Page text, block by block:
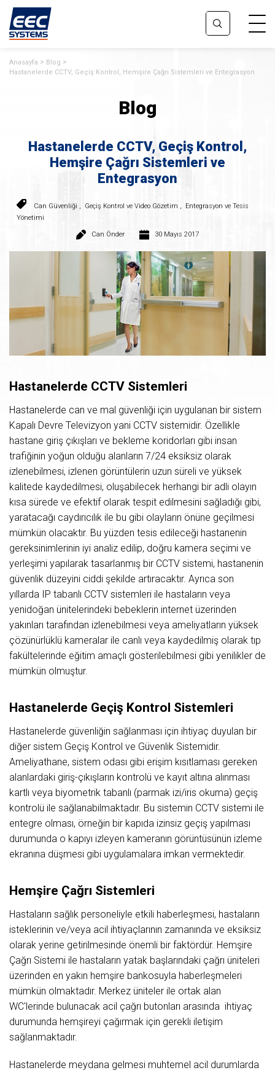
Anasayfa
Blog
Hastanelerde CCTV, Geçiş Kontrol, Hemşire Çağrı Sistemleri ve Entegrasyon
Blog
Hastanelerde CCTV, Geçiş Kontrol,
Hemşire Çağrı Sistemleri ve
Entegrasyon
Can Güvenliği , Geçiş Kontrol ve Video Gözetim ,
Entegrasyon ve Tesis
Yönetimi
Can Önder 30 Mayıs 2017
Hastanelerde CCTV Sistemleri
Hastanelerde can ve mal güvenliği için uygulanan bir sistem
Kapalı Devre Televizyon yani CCTV sistemidir. Özellikle
hastane giriş çıkışları ve bekleme koridorları gibi insan
trafiğinin yoğun olduğu alanların 7/24 eksiksiz olarak
izlenebilmesi, izlenen görüntülerin uzun süreli ve yüksek
kalitede kaydedilmesi, oluşabilecek herhangi bir adli olayın
kısa sürede ve efektif olarak tespit edilmesini sağladığı gibi,
yaratacağı caydırıcılık ile bu gibi olayların önüne geçilmesi
mümkün olacaktır. Bu yüzden tesis edileceği hastanenin
gereksinimlerinin iyi analiz edilip, doğru kamera seçimi ve
yerleşimi yapılarak tasarlanmış bir CCTV sistemi, hastanenin
güvenlik düzeyini ciddi şekilde artıracaktır. Ayrıca son
yıllarda IP tabanlı CCTV sistemleri ile hastaların veya
yenidoğan ünitelerindeki bebeklerin internet üzerinden
yakınları tarafından izlenebilmesi veya ameliyatların yüksek
çözünürlüklü kameralar ile canlı veya kaydedilmiş olarak tıp
fakültelerinde eğitim amaçlı gösterilebilmesi gibi yenilikler de
mümkün olmuştur.
Hastanelerde Geçiş Kontrol Sistemleri
Hastanelerde güvenliğin sağlanması için ihtiyaç duyulan bir
diğer sistem Geçiş Kontrol ve Güvenlik Sistemidir.
Ameliyathane, sistem odası gibi erişim kısıtlaması gereken
alanlardaki giriş-çıkışların kontrolü ve kayıt altına alınması
kartlı veya biyometrik tabanlı (parmak izi/iris okuma) geçiş
kontrolü ile sağlanabilmaktadır. Bu sistemin CCTV sistemi ile
entegre olması, örneğin bir kapıda izinsiz geçiş yapılması
durumunda o kapıyı izleyen kameranın görüntüsünün izleme
ekranına düşmesi gibi uygulamalara imkan vermektedir.
Hemşire Çağrı Sistemleri
Hastaların sağlık personeliyle etkili haberleşmesi, hastaların
isteklerinin ve/veya acil ihtiyaçlarının zamanında ve eksiksiz
olarak yerine getirilmesinde önemli bir faktördür. Hemşire
Çağrı Sistemi ile hastaların yatak başlarındaki çağrı üniteleri
üzerinden en yakın hemşire bankosuyla haberleşmeleri
mümkün olmaktadır. Merkez üniteler ile ortak alan
WC'lerinde bulunacak acil çağrı butonları arasında ihtiyaç
durumunda hemşireyi çağırmak için gerekli iletişim
sağlanmaktadır.
Hastanelerde meydana gelmesi muhtemel acil durumlarda